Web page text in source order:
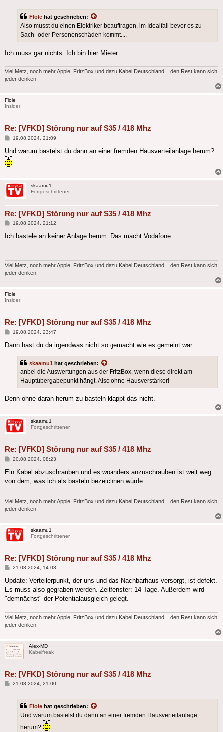
Flole hat geschrieben:
Also musst du einen Elektriker beauftragen, im Idealfall bevor es zu
Sach- oder Personenschäden kommt....
Ich muss gar nichts. Ich bin hier Mieter.
Viel Metz, noch mehr Apple, FritzBox und dazu Kabel Deutschland... den Rest kann sich
jeder denken
Flole
Insider
Re: [VFKD] Störung nur auf S35 / 418 Mhz
Beitrag
19.08.2024, 21:09
Und warum bastelst du dann an einer fremden Hausverteilanlage herum?
skaamu1
Fortgeschrittener
Re: [VFKD] Störung nur auf S35 / 418 Mhz
Beitrag
19.08.2024, 21:12
Ich bastele an keiner Anlage herum. Das macht Vodafone.
Viel Metz, noch mehr Apple, FritzBox und dazu Kabel Deutschland... den Rest kann sich
jeder denken
Flole
Insider
Re: [VFKD] Störung nur auf S35 / 418 Mhz
Beitrag
19.08.2024, 23:47
Dann hast du da irgendwas nicht so gemacht wie es gemeint war:
skaamu1 hat geschrieben:
anbei die Auswertungen aus der FritzBox, wenn diese direkt am
Hauptübergabepunkt hängt. Also ohne Hausverstärker!
Denn ohne daran herum zu basteln klappt das nicht.
skaamu1
Fortgeschrittener
Re: [VFKD] Störung nur auf S35 / 418 Mhz
Beitrag
20.08.2024, 08:23
Ein Kabel abzuschrauben und es woanders anzuschrauben ist weit weg
von dem, was ich als basteln bezeichnen würde.
Viel Metz, noch mehr Apple, FritzBox und dazu Kabel Deutschland... den Rest kann sich
jeder denken
skaamu1
Fortgeschrittener
Re: [VFKD] Störung nur auf S35 / 418 Mhz
Beitrag
21.08.2024, 14:03
Update: Verteilerpunkt, der uns und das Nachbarhaus versorgt, ist defekt.
Es muss also gegraben werden. Zeitfenster: 14 Tage. Außerdem wird
"demnächst" der Potentialausgleich gelegt.
Viel Metz, noch mehr Apple, FritzBox und dazu Kabel Deutschland... den Rest kann sich
jeder denken
Alex-MD
Kabelfreak
Re: [VFKD] Störung nur auf S35 / 418 Mhz
Beitrag
21.08.2024, 21:00
Flole hat geschrieben:
Und warum bastelst du dann an einer fremden Hausverteilanlage
herum?